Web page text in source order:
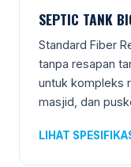
SEPTIC TANK
Standard Fiber
tanpa resapan
untuk kompleks
masjid, dan
LIHAT